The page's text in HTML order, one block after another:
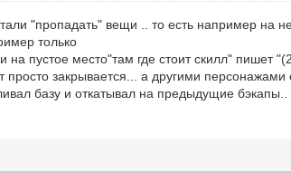
"пропадать" вещи .. то есть например
только
пустое место"там где стоит скилл" пишет
закрывается... а другими
базу и откатывал на предыдущие